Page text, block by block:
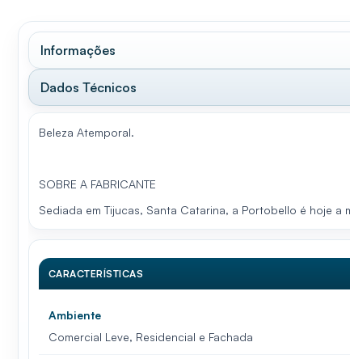
Informações
Dados Técnicos
Beleza Atemporal.
SOBRE A FABRICANTE
Sediada em Tijucas, Santa Catarina, a Portobello é hoje a
CARACTERÍSTICAS
Ambiente
Comercial Leve, Residencial e Fachada